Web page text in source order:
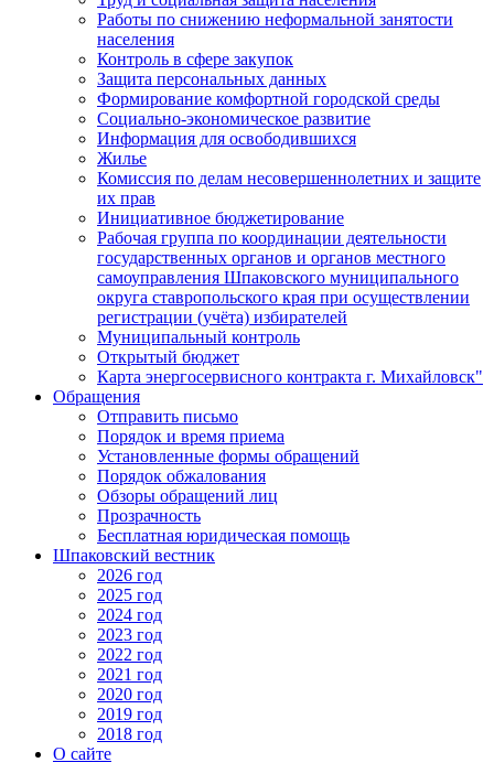
Работы по снижению неформальной занятости
населения
Контроль в сфере закупок
Защита персональных данных
Формирование комфортной городской среды
Социально-экономическое развитие
Информация для освободившихся
Жилье
Комиссия по делам несовершеннолетних и защите
их прав
Инициативное бюджетирование
Рабочая группа по координации деятельности
государственных органов и органов местного
самоуправления Шпаковского муниципального
округа ставропольского края при осуществлении
регистрации (учёта) избирателей
Муниципальный контроль
Открытый бюджет
Карта энергосервисного контракта г. Михайловск"
Обращения
Отправить письмо
Порядок и время приема
Установленные формы обращений
Порядок обжалования
Обзоры обращений лиц
Прозрачность
Бесплатная юридическая помощь
Шпаковский вестник
2026 год
2025 год
2024 год
2023 год
2022 год
2021 год
2020 год
2019 год
2018 год
О сайте